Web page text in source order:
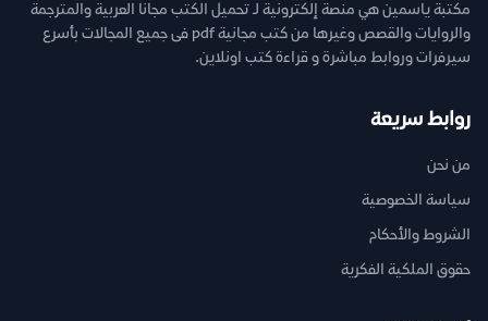
مكتبة ياسمين هي منصة إلكترونية لـ تحميل الكتب مجانا العربية والمترجمة
والروايات والقصص وغيرها من كتب مجانية pdf فى جميع المجالات بأسرع
سيرفرات وروابط مباشرة و قراءة كتب اونلاين.
روابط سريعة
من نحن
سياسة الخصوصية
الشروط والأحكام
حقوق الملكية الفكرية